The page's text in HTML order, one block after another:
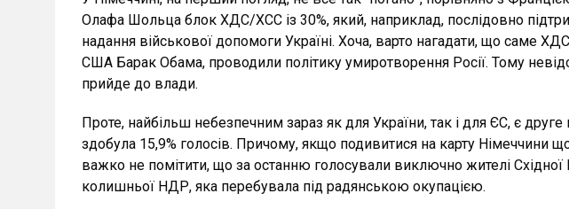
Олафа Шольца блок ХДС/ХСС із 30%, який, наприклад, послідовно
надання військової допомоги Україні. Хоча, варто нагадати, що саме
США Барак Обама, проводили політику умиротворення Росії. Тому
прийде до влади.
Проте, найбільш небезпечним зараз як для України, так і для ЄС, є друге
здобула 15,9% голосів. Причому, якщо подивитися на карту Німеччини
важко не помітити, що за останню голосували виключно жителі
колишньої НДР, яка перебувала під радянською окупацією.